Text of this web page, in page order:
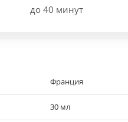
до 40 минут
Франция
30 мл